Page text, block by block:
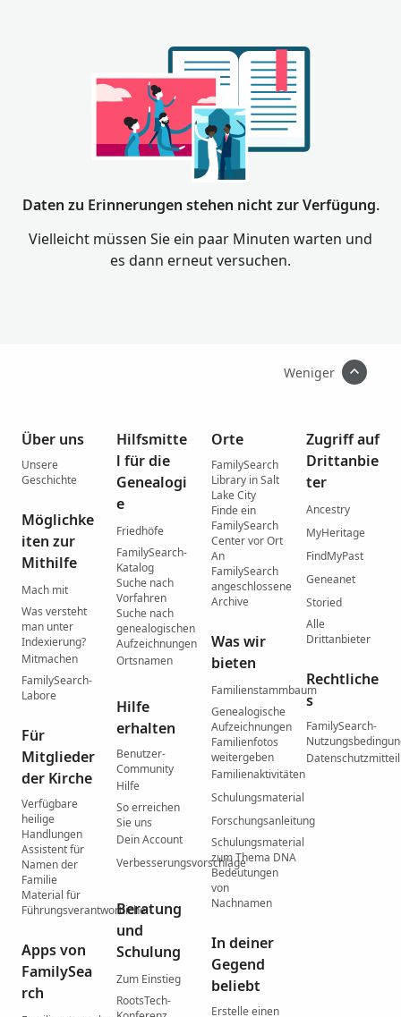
Daten zu Erinnerungen stehen nicht zur Verfügung.
Vielleicht müssen Sie ein paar Minuten warten und
es dann erneut versuchen.
Weniger
Über uns
Unsere
Geschichte
Möglichke
iten zur
Mithilfe
Mach mit
Was versteht
man unter
Indexierung?
Mitmachen
FamilySearch-
Labore
Für
Mitglieder
der Kirche
Verfügbare
heilige
Handlungen
Assistent für
Namen der
Familie
Material für
Führungsverantwortliche
Apps von
FamilySea
rch
Hilfsmitte
l für die
Genealogi
e
Friedhöfe
FamilySearch-
Katalog
Suche nach
Vorfahren
Suche nach
genealogischen
Aufzeichnungen
Ortsnamen
Hilfe
erhalten
Benutzer-
Community
Hilfe
So erreichen
Sie uns
Dein Account
Verbesserungsvorschläge
Beratung
und
Schulung
Zum Einstieg
RootsTech-
Orte
FamilySearch
Library in Salt
Lake City
Finde ein
FamilySearch
Center vor Ort
An
FamilySearch
angeschlossene
Archive
Was wir
bieten
Familienstammbaum
Genealogische
Aufzeichnungen
Familienfotos
weitergeben
Familienaktivitäten
Schulungsmaterial
Forschungsanleitung
Schulungsmaterial
zum Thema DNA
Bedeutungen
von
Nachnamen
In deiner
Gegend
beliebt
Erstelle einen
Zugriff auf
Drittanbie
ter
Ancestry
MyHeritage
FindMyPast
Geneanet
Storied
Alle
Drittanbieter
Rechtliche
s
FamilySearch-